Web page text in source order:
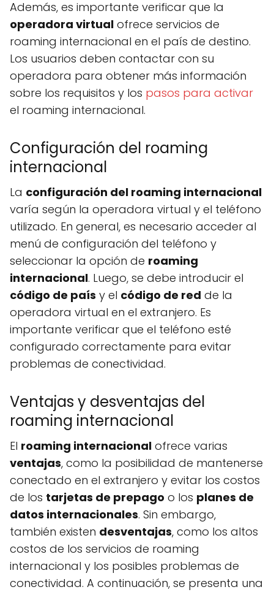
Además, es importante verificar que la
operadora virtual ofrece servicios de
roaming internacional en el país de destino.
Los usuarios deben contactar con su
operadora para obtener más información
sobre los requisitos y los pasos para activar
el roaming internacional.
Configuración del roaming
internacional
La configuración del roaming internacional
varía según la operadora virtual y el teléfono
utilizado. En general, es necesario acceder al
menú de configuración del teléfono y
seleccionar la opción de roaming
internacional. Luego, se debe introducir el
código de país y el código de red de la
operadora virtual en el extranjero. Es
importante verificar que el teléfono esté
configurado correctamente para evitar
problemas de conectividad.
Ventajas y desventajas del
roaming internacional
El roaming internacional ofrece varias
ventajas, como la posibilidad de mantenerse
conectado en el extranjero y evitar los costos
de los tarjetas de prepago o los planes de
datos internacionales. Sin embargo,
también existen desventajas, como los altos
costos de los servicios de roaming
internacional y los posibles problemas de
conectividad. A continuación, se presenta una